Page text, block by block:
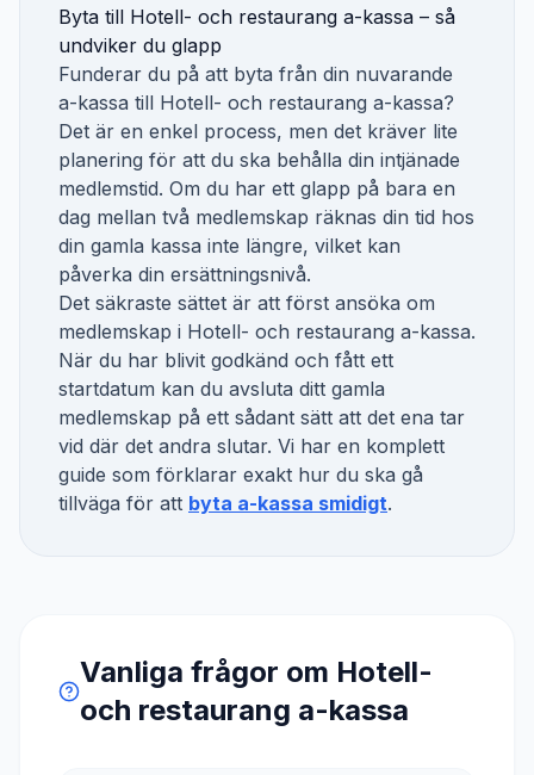
Byta till Hotell- och restaurang a-kassa – så
undviker du glapp
Funderar du på att byta från din nuvarande
a-kassa till Hotell- och restaurang a-kassa?
Det är en enkel process, men det kräver lite
planering för att du ska behålla din intjänade
medlemstid. Om du har ett glapp på bara en
dag mellan två medlemskap räknas din tid hos
din gamla kassa inte längre, vilket kan
påverka din ersättningsnivå.
Det säkraste sättet är att först ansöka om
medlemskap i Hotell- och restaurang a-kassa.
När du har blivit godkänd och fått ett
startdatum kan du avsluta ditt gamla
medlemskap på ett sådant sätt att det ena tar
vid där det andra slutar. Vi har en komplett
guide som förklarar exakt hur du ska gå
tillväga för att byta a-kassa smidigt.
Vanliga frågor om Hotell-
och restaurang a-kassa